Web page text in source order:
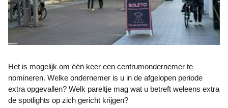
Het is mogelijk om één keer een centrumondernemer te
nomineren. Welke ondernemer is u in de afgelopen periode
extra opgevallen? Welk pareltje mag wat u betreft weleens extra
de spotlights op zich gericht krijgen?